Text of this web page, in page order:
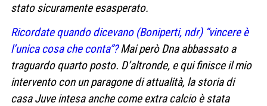
stato sicuramente esasperato.
Ricordate quando dicevano (Boniperti, ndr) “vincere è
l’unica cosa che conta”?Mai però Dna abbassato a
traguardo quarto posto. D’altronde, e qui finisce il mio
intervento con un paragone di attualità, la storia di
casa Juve intesa anche come extra calcio è stata